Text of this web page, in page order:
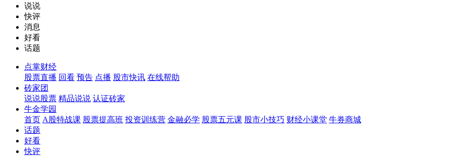
说说
快评
消息
好看
话题
点掌财经
股票直播 回看 预告 点播 股市快讯 在线帮助
砖家团
说说股票 精品说说 认证砖家
牛金学园
首页 A股特战课 股票提高班 投资训练营 金融必学 股票五元课 股市小技巧 财经小课堂 牛券商城
话题
好看
快评